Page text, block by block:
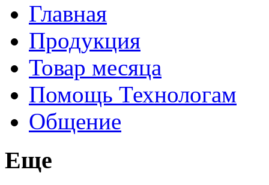
Главная
Продукция
Товар месяца
Помощь Технологам
Общение
Еще